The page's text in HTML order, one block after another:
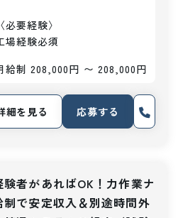
〈必要経験〉
場経験必須
給制 208,000円 〜 208,000円
細を見る 応募する
験者があればOK！力作業ナ
で安定収入＆別途時間外